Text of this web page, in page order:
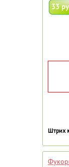
33
Штрих